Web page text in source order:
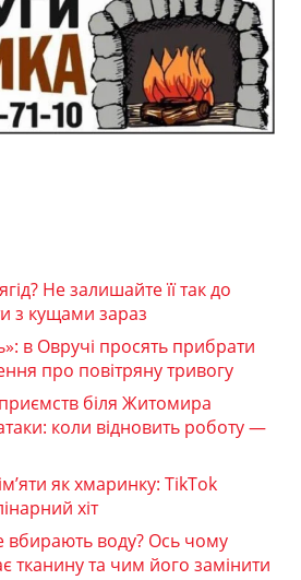
Не залишайте її так до
з кущами зараз
в Овручі просять прибрати
про повітряну тривогу
біля Житомира
коли відновить роботу —
як хмаринку: TikTok
хіт
вбирають воду? Ось чому
тканину та чим його замінити